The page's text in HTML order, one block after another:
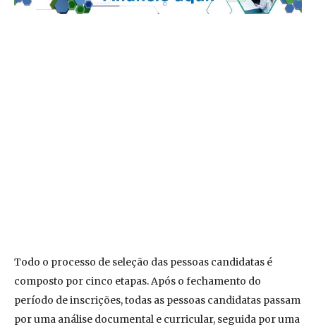
Todo o processo de seleção das pessoas candidatas é
composto por cinco etapas. Após o fechamento do
período de inscrições, todas as pessoas candidatas passam
por uma análise documental e curricular, seguida por uma